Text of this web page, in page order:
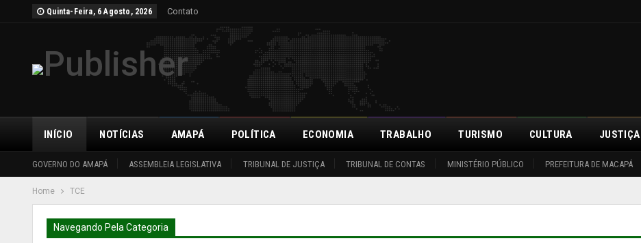
Quinta-Feira, 6 Agosto, 2026 Contato
INÍCIO
GOVERNO DO AMAPÁ ASSEMBLEIA LEGISLATIVA TRIBUNAL DE JUSTIÇA TRIBUNAL DE CONTAS MINISTÉRIO PÚBLICO PREFEITURA DE MACAPÁ
NOTÍCIAS AMAPÁ POLÍTICA ECONOMIA TRABALHO TURISMO CULTURA JUSTIÇA
Home TCE
Navegando Pela Categoria